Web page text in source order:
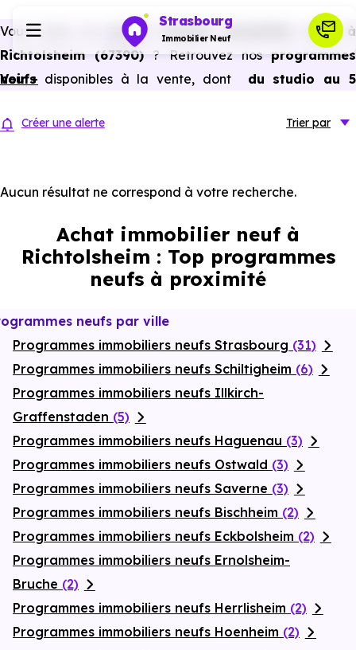
Strasbourg
Immobilier Neuf
Investir
Actualités
Financer
Vous avez un
projet d’achat immobilier neuf à
Richtolsheim (67390) ? Retrouvez nos programmes
neufsdisponibles à la vente, dont
du studio au 5
d’agence.
à Richtolsheim (67390), vous pouvez aussi bénéficier
cas, frais de notaire réduits, bonnes performances
énergétiques, garanties constructeur, etc.
Voir +
Créer une alerte Trier par
Aucun résultat ne correspond à votre recherche.
Achat immobilier neuf à
Richtolsheim : Top programmes
neufs à proximité
neufs par ville
Programmes immobiliers neufs Strasbourg (31)
Programmes immobiliers neufs Schiltigheim (6)
Programmes immobiliers neufs Illkirch-
Graffenstaden (5)
Programmes immobiliers neufs Haguenau (3)
Programmes immobiliers neufs Ostwald (3)
Programmes immobiliers neufs Saverne (3)
Programmes immobiliers neufs Bischheim (2)
Programmes immobiliers neufs Eckbolsheim (2)
Programmes immobiliers neufs Ernolsheim-
Bruche (2)
Programmes immobiliers neufs Herrlisheim (2)
Programmes immobiliers neufs Hoenheim (2)